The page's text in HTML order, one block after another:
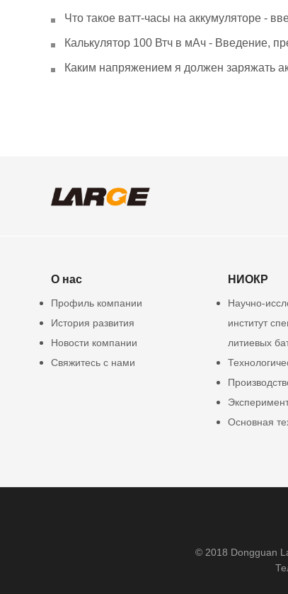
Что такое ватт-часы на аккумуляторе -
Калькулятор 100 Втч в мАч - Введение,
Каким напряжением я должен заряжать
О нас
Профиль компании
История развития
Новости компании
Свяжитесь с нами
НИОКР
Научно-
институт
литиевых
Основная
© 2018 Dongguan